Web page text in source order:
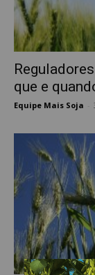
que e
Equipe Mais Soja